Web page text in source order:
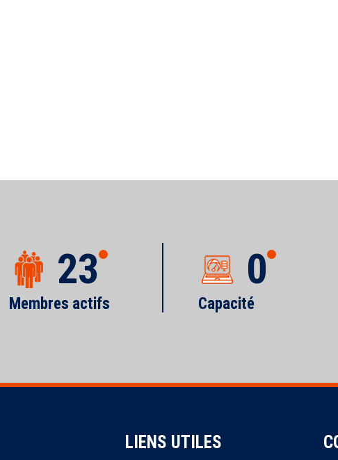
23
Membres actifs
0
Capacité
LIENS UTILES